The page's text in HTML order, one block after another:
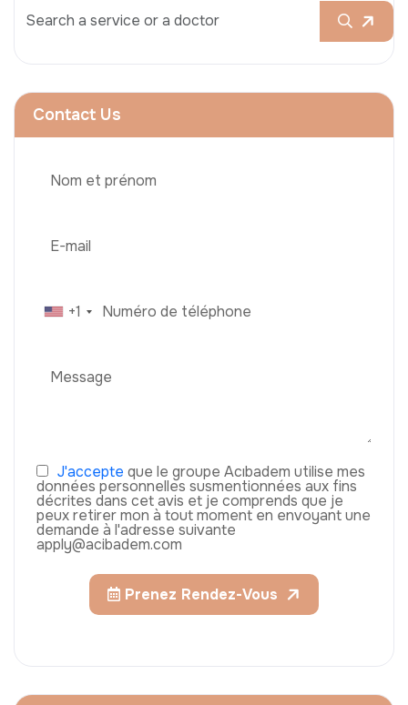
Contact Us
+1
J'accepte que le groupe Acıbadem utilise mes
données personnelles susmentionnées aux fins
décrites dans cet avis et je comprends que je
peux retirer mon à tout moment en envoyant une
demande à l'adresse suivante
apply@acibadem.com
Prenez Rendez-Vous